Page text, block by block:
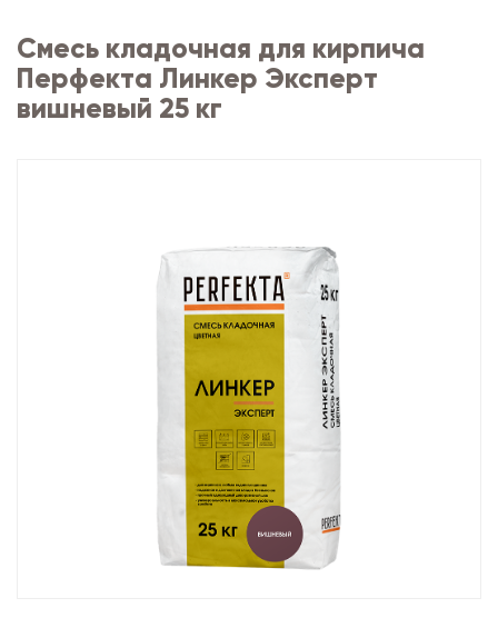
Смесь кладочная для кирпича
Перфекта Линкер Эксперт
вишневый 25 кг